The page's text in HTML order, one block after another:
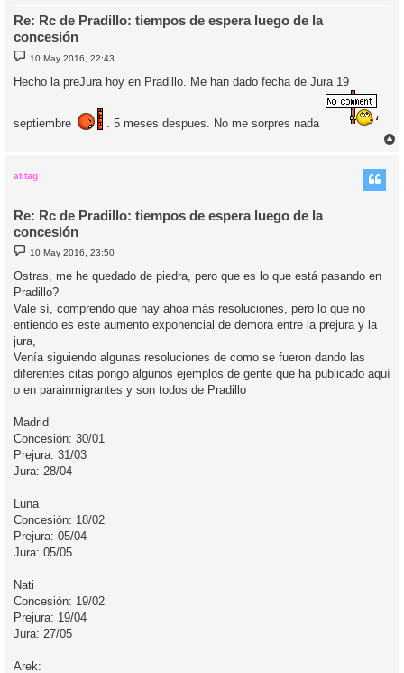
Re: Rc de Pradillo: tiempos de espera luego de la
concesión
M
e
s
10 May 2016, 22:43
Hecho la preJura hoy en Pradillo. Me han dado fecha de Jura 19
septiembre . 5 meses despues. No me sorpres nada
atitag
Re: Rc de Pradillo: tiempos de espera luego de la
concesión
M
e
n
s
a
j
e
10 May 2016, 23:50
Ostras, me he quedado de piedra, pero que es lo que está pasando en
Pradillo?
Vale sí, comprendo que hay ahoa más resoluciones, pero lo que no
entiendo es este aumento exponencial de demora entre la prejura y la
jura,
Venía siguiendo algunas resoluciones de como se fueron dando las
diferentes citas pongo algunos ejemplos de gente que ha publicado aquí
o en parainmigrantes y son todos de Pradillo
Madrid
Concesión: 30/01
Prejura: 31/03
Jura: 28/04
Luna
Concesión: 18/02
Prejura: 05/04
Jura: 05/05
Nati
Concesión: 19/02
Prejura: 19/04
Jura: 27/05
Arek: